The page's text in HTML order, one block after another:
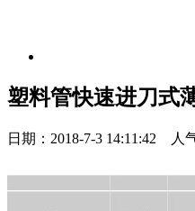
塑料管快速进刀式
日期：2018-7-3 14:11:42 人